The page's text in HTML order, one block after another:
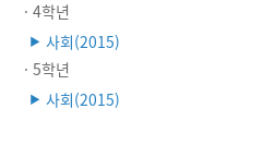
· 4학년
▶ 사회(2015)
· 5학년
▶ 사회(2015)